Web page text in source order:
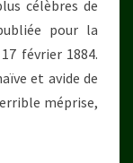
célèbres de
pour la
février 1884.
et avide de
méprise,